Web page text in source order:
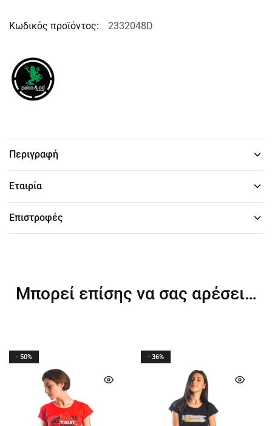
Κωδικός προϊόντος: 2332048D
Περιγραφή
Εταιρία
Επιστροφές
Μπορεί επίσης να σας αρέσει…
- 50% - 36%